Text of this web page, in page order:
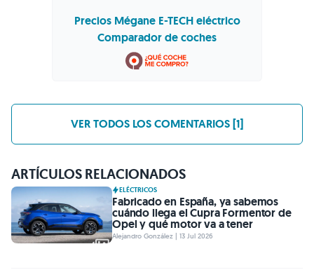
Precios Mégane E-TECH eléctrico
Comparador de coches
VER TODOS LOS COMENTARIOS [1]
ARTÍCULOS RELACIONADOS
ELÉCTRICOS
Fabricado en España, ya sabemos
cuándo llega el Cupra Formentor de
Opel y qué motor va a tener
Alejandro González | 13 Jul 2026